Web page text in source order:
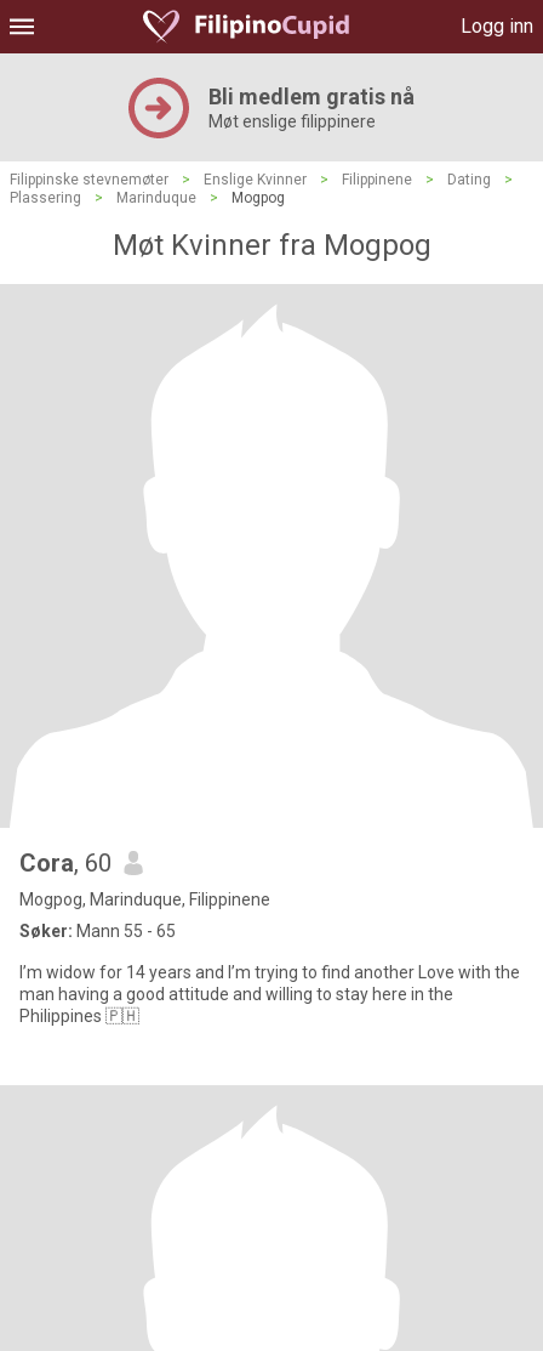
Logg inn
Bli medlem gratis nå
Møt enslige filippinere
Filippinske stevnemøter > Enslige Kvinner > Filippinene > Dating
>
Plassering
> Marinduque > Mogpog
Møt Kvinner fra Mogpog
Cora, 60
Mogpog, Marinduque, Filippinene
Søker: Mann 55 - 65
I’m widow for 14 years and I’m trying to find another Love with the
man having a good attitude and willing to stay here in the
Philippines 🇵🇭